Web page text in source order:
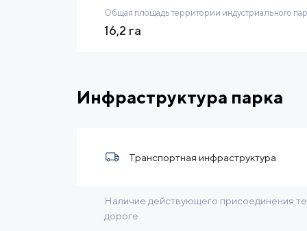
Общая площадь территории индустриального
16,2 га
Инфраструктура парка
Транспортная инфраструктура
Наличие действующего присоединения
дороге